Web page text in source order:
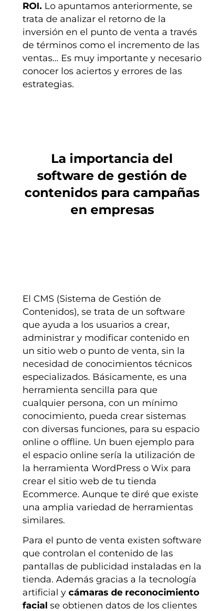
ROI. Lo apuntamos anteriormente, se
trata de analizar el retorno de la
inversión en el punto de venta a través
de términos como el incremento de las
ventas… Es muy importante y necesario
conocer los aciertos y errores de las
estrategias.
La importancia del
software de gestión de
contenidos para campañas
en empresas
El CMS (Sistema de Gestión de
Contenidos), se trata de un software
que ayuda a los usuarios a crear,
administrar y modificar contenido en
un sitio web o punto de venta, sin la
necesidad de conocimientos técnicos
especializados. Básicamente, es una
herramienta sencilla para que
cualquier persona, con un mínimo
conocimiento, pueda crear sistemas
con diversas funciones, para su espacio
online o offline. Un buen ejemplo para
el espacio online sería la utilización de
la herramienta WordPress o Wix para
crear el sitio web de tu tienda
Ecommerce. Aunque te diré que existe
una amplia variedad de herramientas
similares.
Para el punto de venta existen software
que controlan el contenido de las
pantallas de publicidad instaladas en la
tienda. Además gracias a la tecnología
artificial y cámaras de reconocimiento
facial se obtienen datos de los clientes